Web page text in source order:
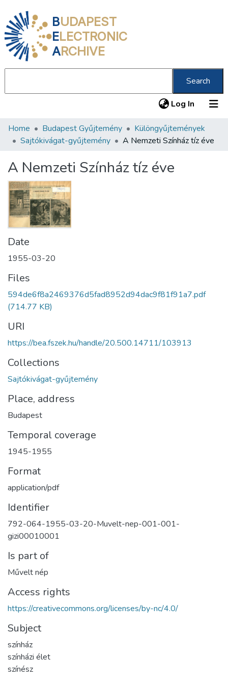
BUDAPEST
ELECTRONIC
ARCHIVE
Search
Log In (current)
Communities & Collections
Statistics
About us
Home Budapest Gyűjtemény
Különgyűjtemények
Sajtókivágat-gyűjtemény
A Nemzeti Színház tíz éve
A Nemzeti Színház tíz éve
Date
1955-03-20
Files
594de6f8a2469376d5fad8952d94dac9f81f91a7.pdf
(714.77 KB)
URI
https://bea.fszek.hu/handle/20.500.14711/103913
Collections
Sajtókivágat-gyűjtemény
Place, address
Budapest
Temporal coverage
1945-1955
Format
application/pdf
Identifier
792-064-1955-03-20-Muvelt-nep-001-001-
gizi00010001
Is part of
Művelt nép
Access rights
https://creativecommons.org/licenses/by-nc/4.0/
Subject
színház
színházi élet
színész